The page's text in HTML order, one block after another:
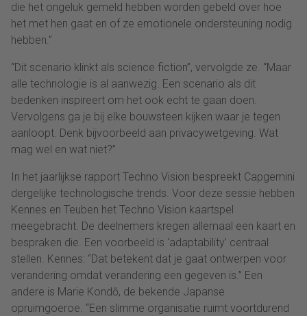
die het ongeluk gemeld hebben worden gebeld over hoe
het met hen gaat en of ze emotionele ondersteuning nodig
hebben.”
“Dit scenario klinkt als science fiction”, vervolgde ze. “Maar
alle technologie is al aanwezig. Een scenario als dit
bedenken inspireert om het ook echt te gaan doen.
Vervolgens ga je bij elke bouwsteen kijken waar je tegen
aanloopt. Denk bijvoorbeeld aan privacywetgeving. Wat
mag wel en wat niet?”
In het jaarlijkse rapport Techno Vision bespreekt Capgemini
dergelijke technologische trends. Voor deze sessie hebben
Kennes en Teuben het Techno Vision kaartspel
meegebracht. De deelnemers kregen allemaal een kaart en
bespraken die. Een voorbeeld is ‘adaptability’ centraal
stellen. Kennes: “Dat betekent dat je gaat ontwerpen voor
verandering omdat verandering een gegeven is.” Een
andere is Marie Kondō, de bekende Japanse
opruimgoeroe. “Een slimme organisatie ruimt voortdurend